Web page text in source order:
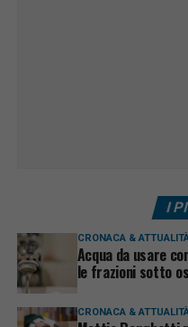
I
CRONACA &
Acqua da usare
le frazioni sotto
CRONACA &